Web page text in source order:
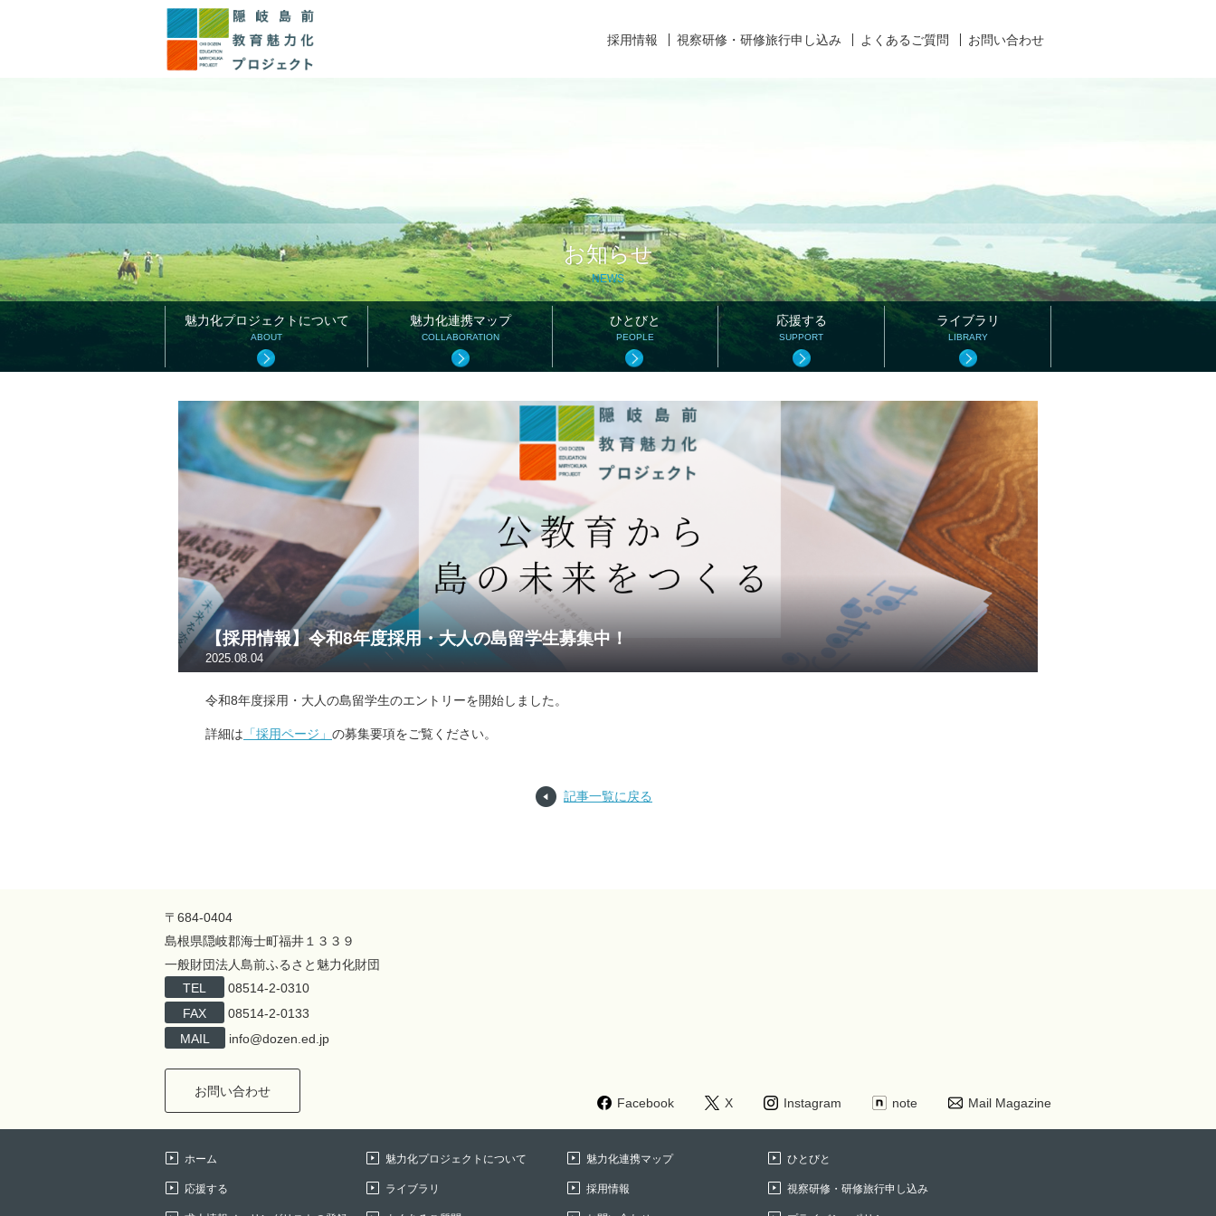
このページの本文へ
採用情報 視察研修・研修旅行申し込み よくあるご質問 お問い合わせ
お知らせ
NEWS
魅力化プロジェクトについて
ABOUT
魅力化連携マップ
COLLABORATION
ひとびと
PEOPLE
応援する
SUPPORT
ライブラリ
LIBRARY
【採用情報】令和8年度採用・大人の島留学生募集中！
2025.08.04
令和8年度採用・大人の島留学生のエントリーを開始しました。
詳細は 「採用ページ」 の募集要項をご覧ください。
記事一覧に戻る
〒684-0404
島根県隠岐郡海士町福井１３３９
一般財団法人島前ふるさと魅力化財団
TEL
08514-2-0310
FAX
08514-2-0133
MAIL
info@dozen.ed.jp
お問い合わせ
Facebook
X Instagram note Mail Magazine
ホーム 魅力化プロジェクトについて 魅力化連携マップ ひとびと
応援する ライブラリ 採用情報 視察研修・研修旅行申し込み